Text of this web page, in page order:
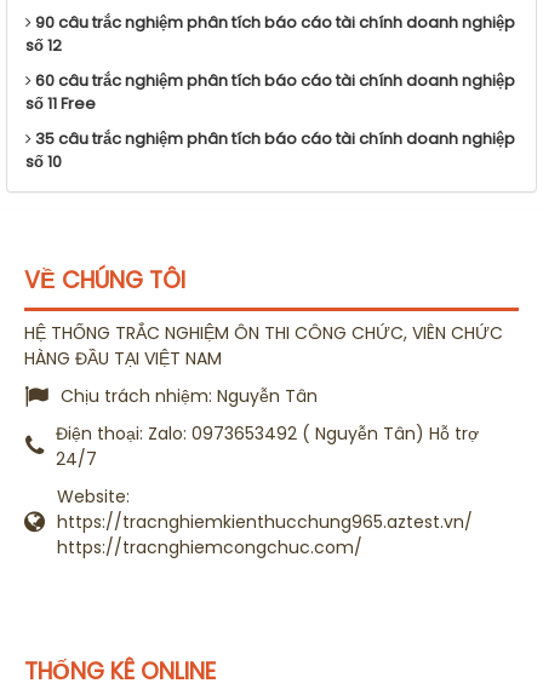
90 câu trắc nghiệm phân tích báo cáo tài chính doanh nghiệp
số 12
60 câu trắc nghiệm phân tích báo cáo tài chính doanh nghiệp
số 11 Free
35 câu trắc nghiệm phân tích báo cáo tài chính doanh nghiệp
số 10
VỀ CHÚNG TÔI
HỆ THỐNG TRẮC NGHIỆM ÔN THI CÔNG CHỨC, VIÊN CHỨC
HÀNG ĐẦU TẠI VIỆT NAM
Chịu trách nhiệm: Nguyễn Tân
Điện thoại: Zalo: 0973653492 ( Nguyễn Tân) Hỗ trợ
24/7
Website:
https://tracnghiemkienthucchung965.aztest.vn/
https://tracnghiemcongchuc.com/
THỐNG KÊ ONLINE